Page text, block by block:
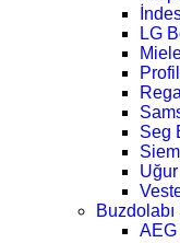
LG
Seg
AEG